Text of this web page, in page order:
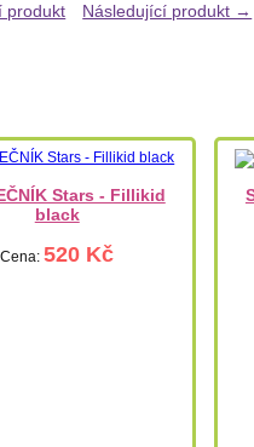
produkt Následující produkt →
Stars - Fillikid
black
Cena:520 Kč